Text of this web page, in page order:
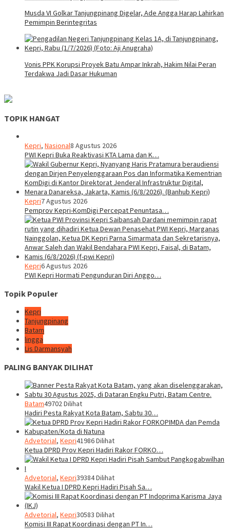
Musda VI Golkar Tanjungpinang Digelar, Ade Angga Harap Lahirkan
Pemimpin Berintegritas
Vonis PPK Korupsi Proyek Batu Ampar Inkrah, Hakim Nilai Peran
Terdakwa Jadi Dasar Hukuman
TOPIK HANGAT
Kepri, Nasional8 Agustus 2026
PWI Kepri Buka Reaktivasi KTA Lama dan K…
Kepri7 Agustus 2026
Pemprov Kepri-KomDigi Percepat Penuntasa…
Kepri6 Agustus 2026
PWI Kepri Hormati Pengunduran Diri Anggo…
Topik Populer
Kepri
Tanjungpinang
Batam
lingga
Lis Darmansyah
PALING BANYAK DILIHAT
Batam49702 Dilihat
Hadiri Pesta Rakyat Kota Batam, Sabtu 30…
Advetorial, Kepri41986 Dilihat
Ketua DPRD Prov Kepri Hadiri Rakor FORKO…
Advetorial, Kepri39384 Dilihat
Wakil Ketua I DPRD Kepri Hadiri Pisah Sa…
Advetorial, Kepri30583 Dilihat
Komisi III Rapat Koordinasi dengan PT In…